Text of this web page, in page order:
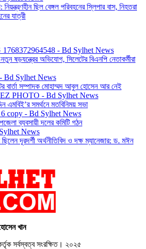
নিয়ন্ত্রণহীন ছিল বেঙ্গল পরিবহনের স্লিপার বাস, নিহতরা
যাত্রী
নতুন ষড়যন্ত্রের অভিযোগ, সিলেটের বিএনপি নেতাকর্মীরা
বার্তা সম্পাদক মোহাম্মদ আবুল হোসেন আর নেই
এমবিই’র সমর্থনে মতবিনিময় সভা
ব্যবসায়ী দলের কমিটি গঠন
দূরদর্শী অর্থনীতিবিদ ও দক্ষ ম্যানেজার: ড. মঈন
খান
সর্বস্বত্ব সংরক্ষিত। ২০২৫